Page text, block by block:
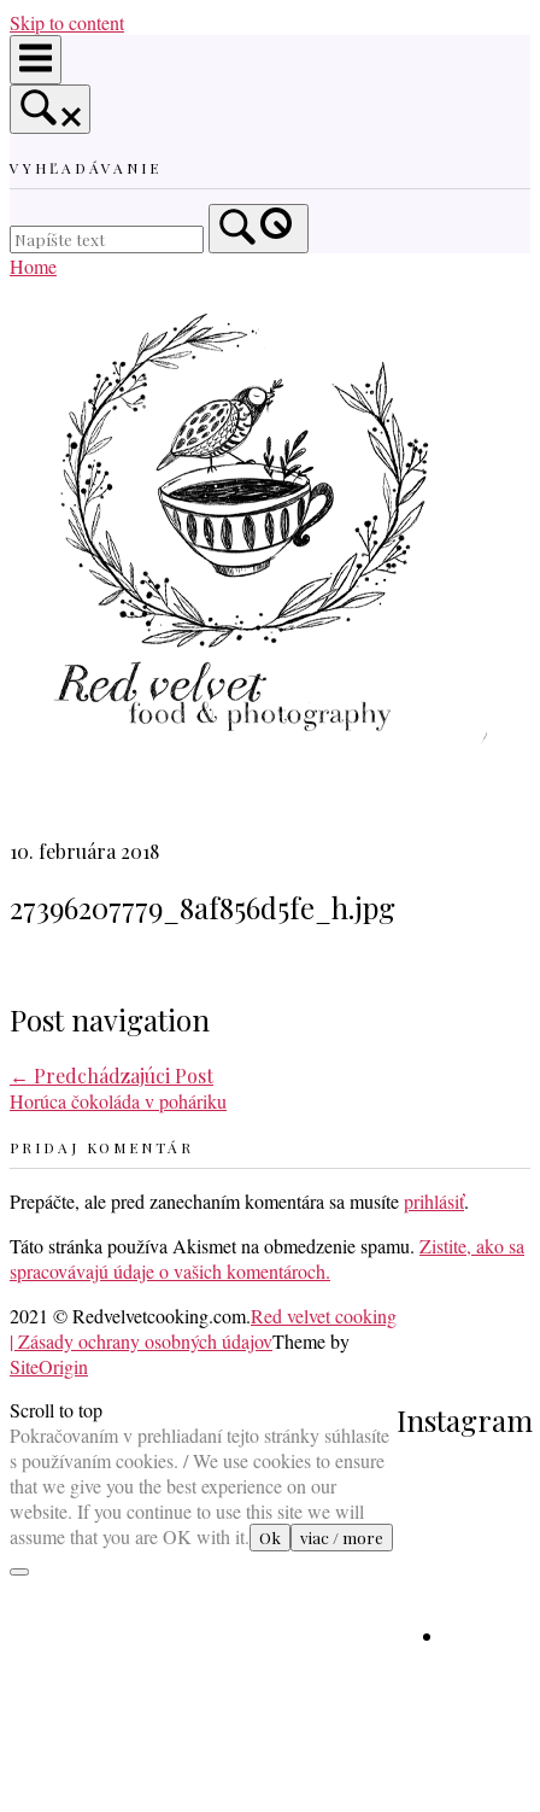
Skip to content
VYHĽADÁVANIE
Home
10. februára 2018
27396207779_8af856d5fe_h.jpg
Post navigation
← Predchádzajúci Post
Horúca čokoláda v poháriku
PRIDAJ KOMENTÁR
Prepáčte, ale pred zanechaním komentára sa musíteprihlásiť.
Táto stránka používa Akismet na obmedzenie spamu. Zistite, ako sa
spracovávajú údaje o vašich komentároch.
Instagram
2021 © Redvelvetcooking.com.Red velvet cooking
| Zásady ochrany osobných údajovTheme by
SiteOrigin
Scroll to top
Pokračovaním v prehliadaní tejto stránky súhlasíte
s používaním cookies. / We use cookies to ensure
that we give you the best experience on our
website. If you continue to use this site we will
assume that you are OK with it. Ok viac / more